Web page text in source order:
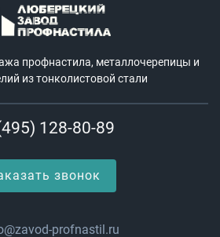
профнастила, металлочерепицы и
из тонколистовой стали
128-80-89
звонок
profnastil.ru